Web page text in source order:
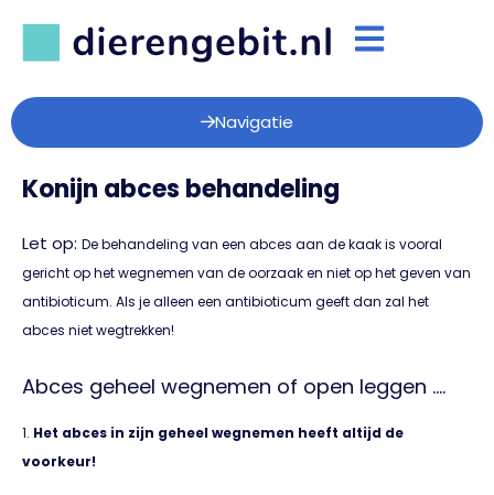
Navigatie
Konijn abces behandeling
Let op: De behandeling van een abces aan de kaak is vooral
gericht op het wegnemen van de oorzaak en niet op het geven van
antibioticum. Als je alleen een antibioticum geeft dan zal het
abces niet wegtrekken!
Abces geheel wegnemen of open leggen ….
1. Het abces in zijn geheel wegnemen heeft altijd de
voorkeur!